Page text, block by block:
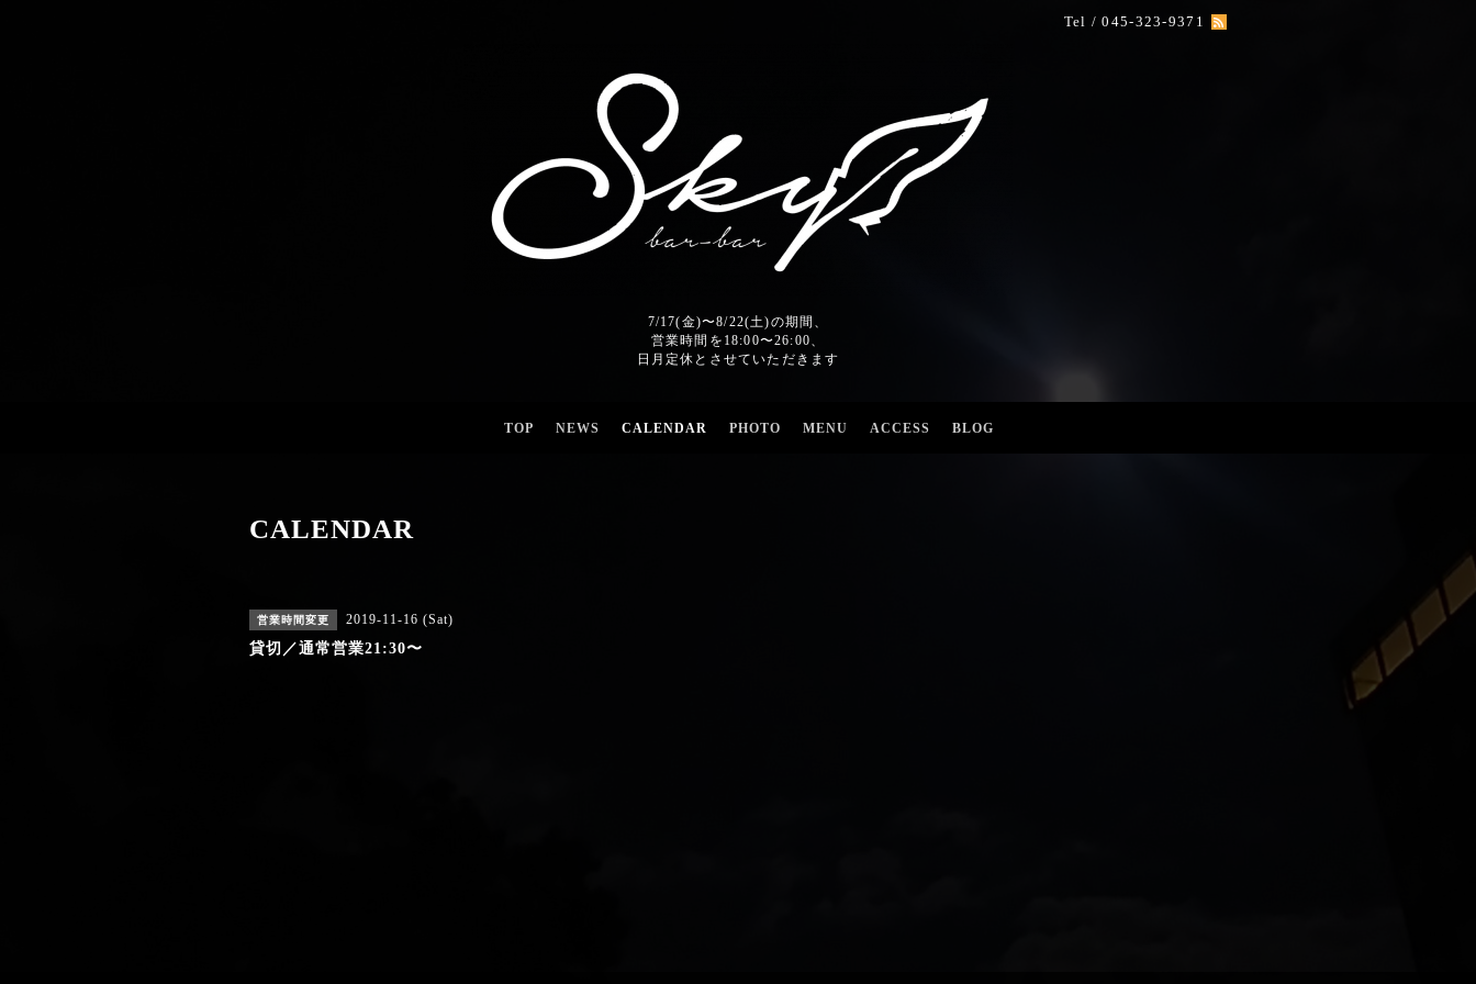
Tel / 045-323-9371
7/17(金)〜8/22(土)の期間、
営業時間を18:00〜26:00、
日月定休とさせていただきます
TOP NEWS CALENDAR PHOTO MENU ACCESS BLOG
CALENDAR
営業時間変更 2019-11-16 (Sat)
貸切／通常営業21:30〜